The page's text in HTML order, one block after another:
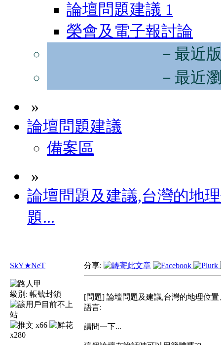
論壇問題建議 1
榮會及電子報討論
－最近
－最近
»
論壇問題建議
備案區
»
論壇問題及建議,台灣的地
題...
SkY★NeT
級別: 帳號封鎖
x66
x280
分享:
[問題] 論壇問題及建議,台灣的地理位
語言:
請問一下...